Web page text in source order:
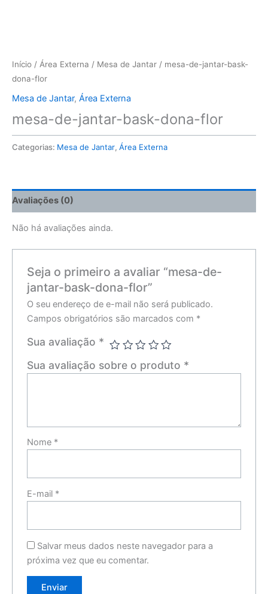
Início / Área Externa / Mesa de Jantar / mesa-de-jantar-bask-
dona-flor
Mesa de Jantar, Área Externa
mesa-de-jantar-bask-dona-flor
Categorias: Mesa de Jantar, Área Externa
Avaliações (0)
Não há avaliações ainda.
Seja o primeiro a avaliar “mesa-de-
jantar-bask-dona-flor”
O seu endereço de e-mail não será publicado.
Campos obrigatórios são marcados com *
Sua avaliação *
Sua avaliação sobre o produto *
Nome *
E-mail *
Salvar meus dados neste navegador para a
próxima vez que eu comentar.